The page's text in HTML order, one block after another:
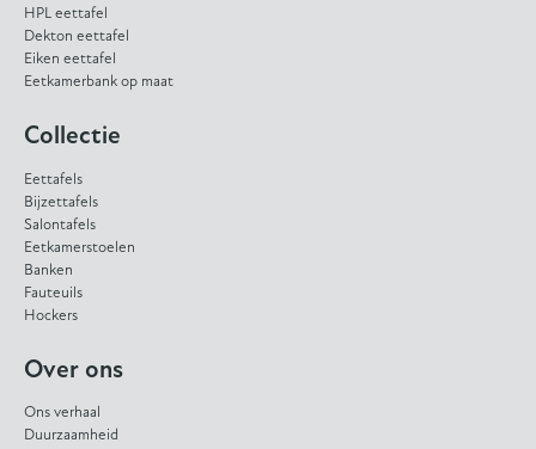
HPL eettafel
Dekton eettafel
Eiken eettafel
Eetkamerbank op maat
Collectie
Eettafels
Bijzettafels
Salontafels
Eetkamerstoelen
Banken
Fauteuils
Hockers
Over ons
Ons verhaal
Duurzaamheid